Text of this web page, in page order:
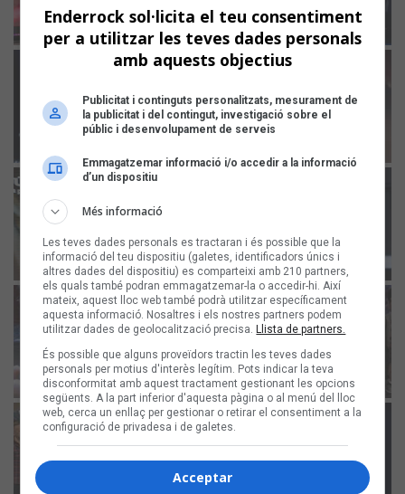
Enderrock sol·licita el teu consentiment
per a utilitzar les teves dades personals
amb aquests objectius
Publicitat i continguts personalitzats, mesurament de
la publicitat i del contingut, investigació sobre el
públic i desenvolupament de serveis
Emmagatzemar informació i/o accedir a la informació
d’un dispositiu
Més informació
Les teves dades personals es tractaran i és possible que la
informació del teu dispositiu (galetes, identificadors únics i
altres dades del dispositiu) es comparteixi amb 210 partners,
els quals també podran emmagatzemar-la o accedir-hi. Així
mateix, aquest lloc web també podrà utilitzar específicament
aquesta informació. Nosaltres i els nostres partners podem
utilitzar dades de geolocalització precisa. Llista de partners.
És possible que alguns proveïdors tractin les teves dades
personals per motius d'interès legítim. Pots indicar la teva
disconformitat amb aquest tractament gestionant les opcions
següents. A la part inferior d'aquesta pàgina o al menú del lloc
web, cerca un enllaç per gestionar o retirar el consentiment a la
configuració de privadesa i de galetes.
Acceptar